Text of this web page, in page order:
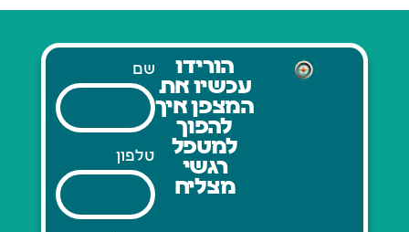
הורידו
עכשיו את
המצפן איך
להפוך
למטפל
רגשי
מצליח
שם
טלפון